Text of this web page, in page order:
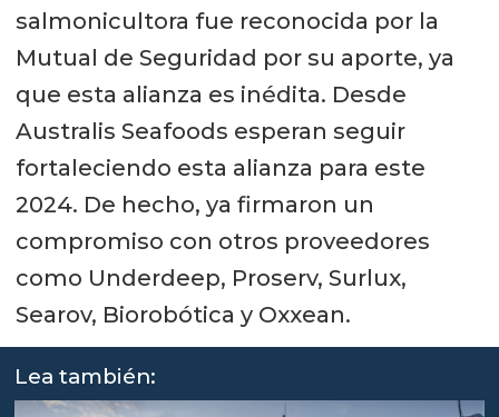
salmonicultora fue reconocida por la
Mutual de Seguridad por su aporte, ya
que esta alianza es inédita. Desde
Australis Seafoods esperan seguir
fortaleciendo esta alianza para este
2024. De hecho, ya firmaron un
compromiso con otros proveedores
como Underdeep, Proserv, Surlux,
Searov, Biorobótica y Oxxean.
Lea también: